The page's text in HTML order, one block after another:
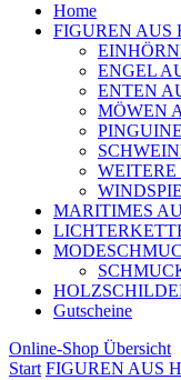
Home
FIGUREN AUS
ENGEL
ENTEN
MÖWEN
MARITIMES
Gutscheine
Online-Shop Übersicht
Start FIGUREN AUS